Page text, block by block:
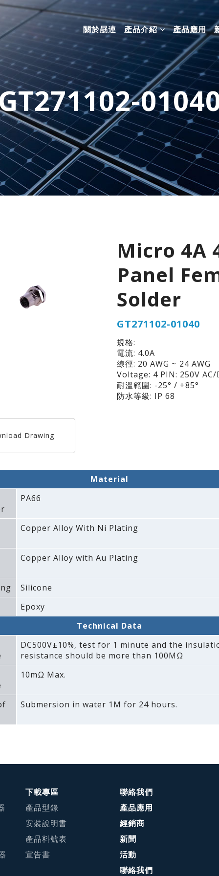
關於勗連 產品介紹 產品應用
Micro 4A
Panel
Solder
GT271102-01040
規格:
電流: 4.0A
線徑: 20 AWG ~ 24 AWG
Voltage: 4 PIN: 250V AC/
耐溫範圍: -25° / +85°
防水等級: IP 68
Drawing
Material
PA66
Copper Alloy With Ni Plating
Copper Alloy with Au Plating
Silicone
Epoxy
Technical Data
DC500V±10%‚ test for 1 minute and the
resistance should be more than 100MΩ
10mΩ Max.
Submersion in water 1M for 24 hours.
下載專區
產品型錄
安裝說明書
產品料號表
宣告書
聯絡我們
產品應用
經銷商
新聞
活動
聯絡我們